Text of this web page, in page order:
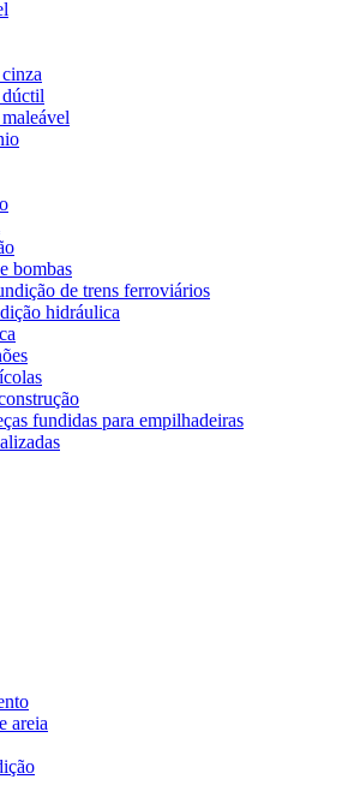
bombas
de trens ferroviários
hidráulica
fundidas para empilhadeiras
areia